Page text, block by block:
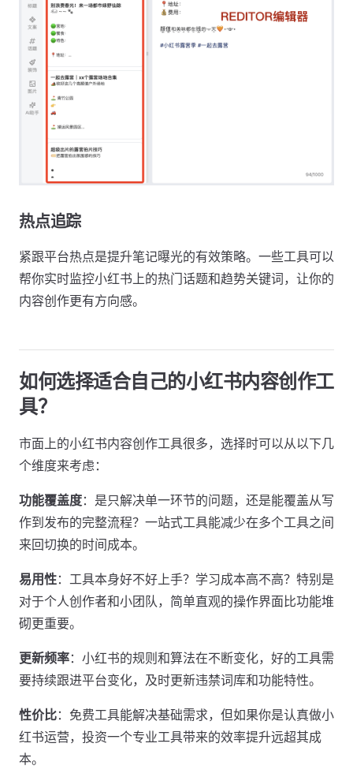
热点追踪
紧跟平台热点是提升笔记曝光的有效策略。一些工具可以
帮你实时监控小红书上的热门话题和趋势关键词，让你的
内容创作更有方向感。
如何选择适合自己的小红书内容创作工
具？
市面上的小红书内容创作工具很多，选择时可以从以下几
个维度来考虑：
功能覆盖度：是只解决单一环节的问题，还是能覆盖从写
作到发布的完整流程？一站式工具能减少在多个工具之间
来回切换的时间成本。
易用性：工具本身好不好上手？学习成本高不高？特别是
对于个人创作者和小团队，简单直观的操作界面比功能堆
砌更重要。
更新频率：小红书的规则和算法在不断变化，好的工具需
要持续跟进平台变化，及时更新违禁词库和功能特性。
性价比：免费工具能解决基础需求，但如果你是认真做小
红书运营，投资一个专业工具带来的效率提升远超其成
本。